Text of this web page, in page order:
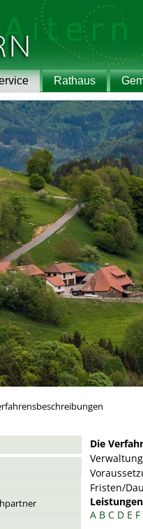
Rathaus
Die
Fristen/
Leistungen
A B C D E F